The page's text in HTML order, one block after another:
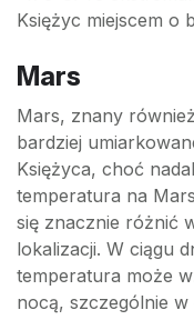
Księżyc miejscem o
Mars
Mars, znany
bardziej
Księżyca, choć
temperatura na
się znacznie różnić
lokalizacji. W ciągu
temperatura może
nocą, szczególnie